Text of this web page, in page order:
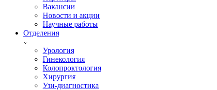
Вакансии
Новости и акции
Научные работы
Отделения
Урология
Гинекология
Колопроктология
Хирургия
Узи-диагностика